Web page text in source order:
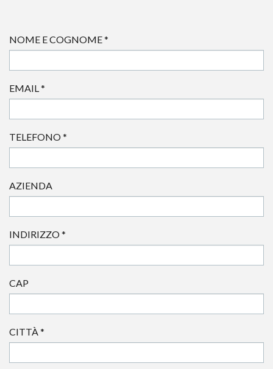
NOME E COGNOME*
EMAIL*
TELEFONO*
AZIENDA
INDIRIZZO*
CAP
CITTÀ*